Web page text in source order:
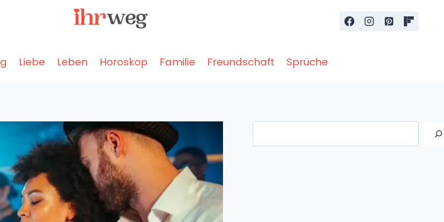
Liebe Leben Horoskop Familie Freundschaft Sprüche